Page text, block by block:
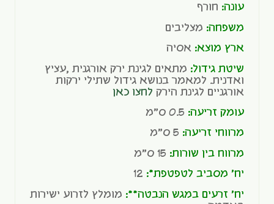
עונה: חורף
משפחה: מצליבים
ארץ מוצא: אסיה
שיטת גידול: מתאים לגינת ירק אורגנית ,עציץ
ואדנית. למאמר בנושא גידול שתילי ירקות
אורגניים לגינת הירק לחצו כאן
עומק זריעה:
מרווחי זריעה:
מרווח בין שורות:
יח' מסביב לטפטפת*: 12
יח' זרעים במגש הנבטה**: מומלץ לזרוע ישירות